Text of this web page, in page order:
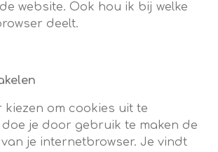
website. Ook hou ik bij welke
deelt.
om cookies uit te
doe je door gebruik te maken de
je internetbrowser. Je vindt